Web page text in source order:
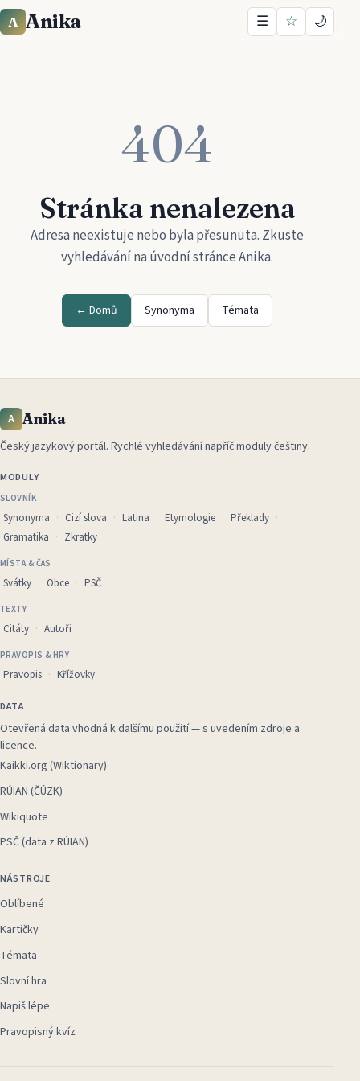
A Anika ☰ ☆ 🌙
404
Stránka nenalezena
Adresa neexistuje nebo byla přesunuta. Zkuste
vyhledávání na úvodní stránceAnika.
← Domů Synonyma Témata
A Anika
Český jazykový portál. Rychlé vyhledávání napříč moduly češtiny.
MODULY
SLOVNÍK
Synonyma Cizí slova Latina Etymologie
Překlady
Gramatika
Zkratky
MÍSTA & ČAS
Svátky Obce PSČ
TEXTY
Citáty Autoři
PRAVOPIS & HRY
Pravopis Křížovky
DATA
Otevřená data vhodná k dalšímu použití — s uvedením zdroje a
licence.
Kaikki.org (Wiktionary)
RÚIAN (ČÚZK)
Wikiquote
PSČ (data z RÚIAN)
NÁSTROJE
Oblíbené
Kartičky
Témata
Slovní hra
Napiš lépe
Pravopisný kvíz